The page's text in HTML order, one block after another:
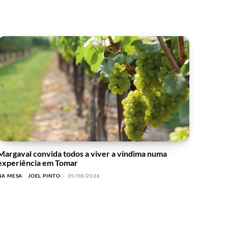
convida todos a viver a vindima numa
em Tomar
MESA JOEL PINTO - 05/08/2026